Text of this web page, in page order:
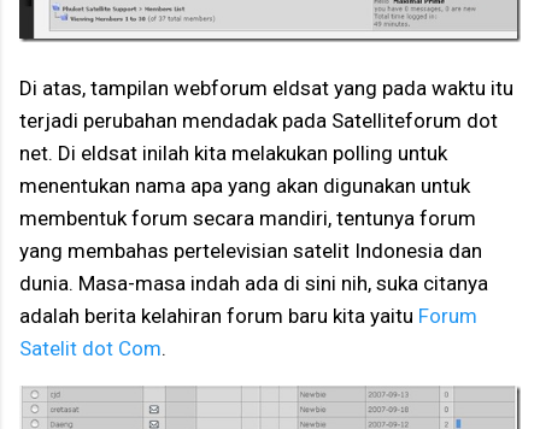
Di atas, tampilan webforum eldsat yang pada waktu itu
terjadi perubahan mendadak pada Satelliteforum dot
net. Di eldsat inilah kita melakukan polling untuk
menentukan nama apa yang akan digunakan untuk
membentuk forum secara mandiri, tentunya forum
yang membahas pertelevisian satelit Indonesia dan
dunia. Masa-masa indah ada di sini nih, suka citanya
adalah berita kelahiran forum baru kita yaitu Forum
Satelit dot Com.